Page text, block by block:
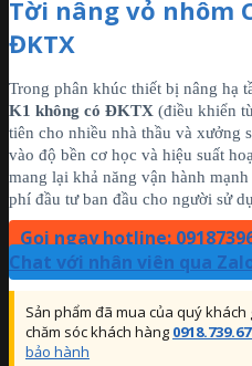
Tời nâng vỏ nhôm
ĐKTX
Trong phân khúc thiết bị nâng hạ
K1 không có ĐKTX (điều khiển
tiên cho nhiều nhà thầu và xưởng
vào độ bền cơ học và hiệu suất
mang lại khả năng vận hành
phí đầu tư ban đầu cho người sử
Gọi ngay hotline:
Chat với nhân viên qua
Sản phẩm đã mua của quý khách
chăm sóc khách hàng
bảo hành